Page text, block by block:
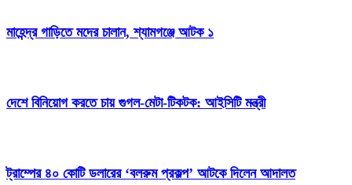
মাহেন্দ্র গাড়িতে মদের চালান, শ্যামগঞ্জে আটক ১
দেশে বিনিয়োগ করতে চায় গুগল-মেটা-টিকটক: আইসিটি মন্ত্রী
ট্রাম্পের ৪০ কোটি ডলারের ‘বলরুম প্রকল্প’ আটকে দিলেন আদালত